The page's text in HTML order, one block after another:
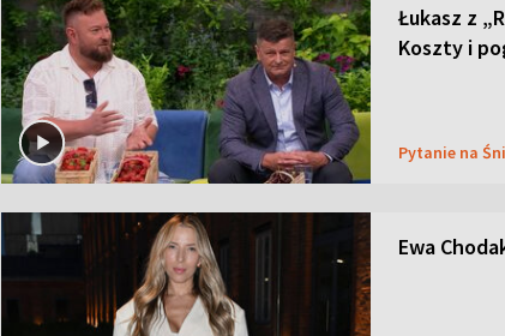
Łukasz z
Koszty i
Pytanie na
Ewa